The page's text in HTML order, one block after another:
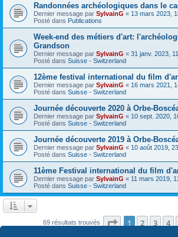
Randonnées archéologiques dans le
Dernier message par SylvainG « 13 mars 2023,
Posté dans Publications
Week-end des métiers d'art:
Grandson
Dernier message par SylvainG « 31 janv. 2023,
Posté dans Suisse - Switzerland
12ème festival international du film
Dernier message par SylvainG « 16 mars 2021,
Posté dans Suisse - Switzerland
Journée découverte 2020 à Orbe-
Dernier message par SylvainG « 10 sept. 2020,
Posté dans Suisse - Switzerland
Journée découverte 2019 à Orbe-
Dernier message par SylvainG « 10 août 2019,
Posté dans Suisse - Switzerland
11ème Festival international du film
Dernier message par SylvainG « 11 mars 2019,
Posté dans Suisse - Switzerland
69 résultats trouvés Page 1sur7
1 2 3 4